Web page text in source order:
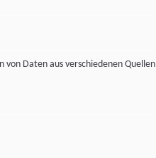
von Daten aus verschiedenen Quellen